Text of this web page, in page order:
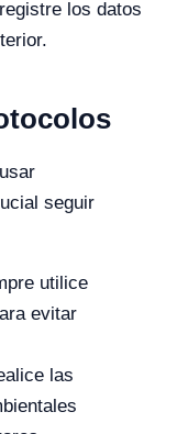
los datos
seguir
utilice
evitar
las